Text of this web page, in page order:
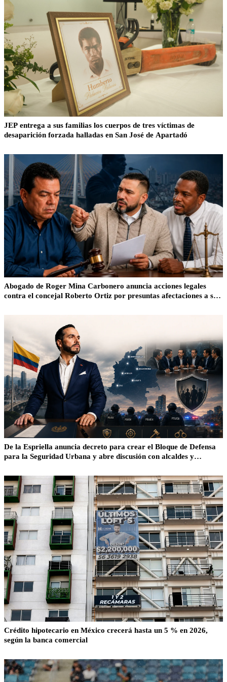
JEP entrega a sus familias los cuerpos de tres víctimas de
desaparición forzada halladas en San José de Apartadó
Abogado de Roger Mina Carbonero anuncia acciones legales
contra el concejal Roberto Ortiz por presuntas afectaciones a su
De la Espriella anuncia decreto para crear el Bloque de Defensa
para la Seguridad Urbana y abre discusión con alcaldes y
Crédito hipotecario en México crecerá hasta un 5 % en 2026,
según la banca comercial